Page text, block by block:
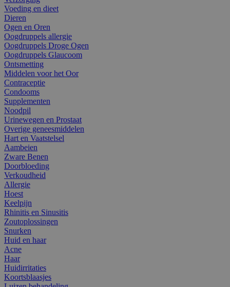
Voeding en dieet
Dieren
Ogen en Oren
Oogdruppels allergie
Oogdruppels Droge Ogen
Oogdruppels Glaucoom
Ontsmetting
Middelen voor het Oor
Contraceptie
Condooms
Supplementen
Noodpil
Urinewegen en Prostaat
Overige geneesmiddelen
Hart en Vaatstelsel
Aambeien
Zware Benen
Doorbloeding
Verkoudheid
Allergie
Hoest
Keelpijn
Rhinitis en Sinusitis
Zoutoplossingen
Snurken
Huid en haar
Acne
Haar
Huidirritaties
Koortsblaasjes